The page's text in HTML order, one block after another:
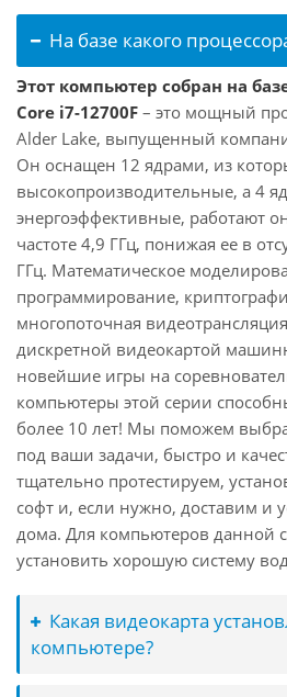
На базе какого
Этот компьютер собран на
Core i7-12700F – это мощный
Alder Lake, выпущенный
Он оснащен 12 ядрами, из
высокопроизводительные, а 4
энергоэффективные, работают
частоте 4,9 ГГц, понижая ее в
ГГц. Математическое
программирование,
многопоточная
дискретной видеокартой
новейшие игры на
компьютеры этой серии
более 10 лет! Мы поможем
под ваши задачи, быстро и
тщательно протестируем,
софт и, если нужно, доставим и
дома. Для компьютеров данной
установить хорошую систему
Какая видеокарта
компьютере?